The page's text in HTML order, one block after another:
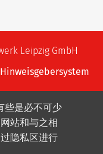
Leipzig GmbH
Hinweisgebersystem
些是必不可少
站和与之相
隐私区进行